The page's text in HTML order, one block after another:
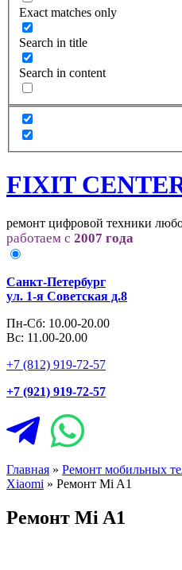
Exact matches only
Search in title
Search in content
FIXIT
ремонт цифровой техники
работаем с 2007 года
Санкт-Петербург
ул. 1-я Советская д.8
Пн-Сб: 10.00-20.00
Вс: 11.00-20.00
+7 (812) 919-72-57
+7 (921) 919-72-57
Главная » Ремонт мобильных
Xiaomi » Ремонт Mi A1
Ремонт Mi A1